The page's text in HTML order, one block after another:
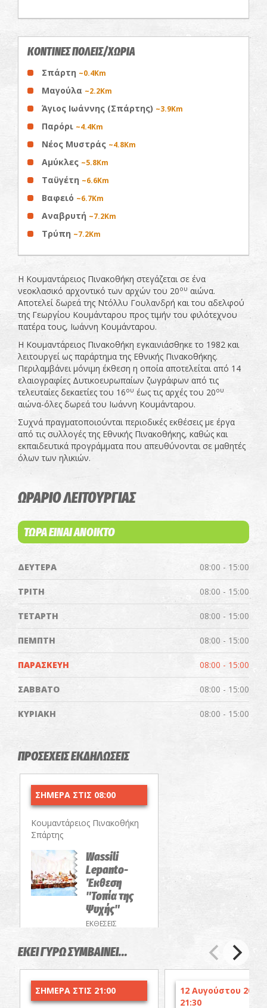
ΚΟΝΤΙΝΕΣ ΠΟΛΕΙΣ/ΧΩΡΙΑ
Σπάρτη ~0.4Km
Μαγούλα ~2.2Km
Άγιος Ιωάννης (Σπάρτης) ~3.9Km
Παρόρι ~4.4Km
Νέος Μυστράς ~4.8Km
Αμύκλες ~5.8Km
Ταϋγέτη ~6.6Km
Βαφειό ~6.7Km
Αναβρυτή ~7.2Km
Τρύπη ~7.2Km
Η Κουμαντάρειος Πινακοθήκη στεγάζεται σε ένα
νεοκλασικό αρχοντικό των αρχών του 20ου αιώνα.
Αποτελεί δωρεά της Ντόλλυ Γουλανδρή και του αδελφού
της Γεωργίου Κουμάνταρου προς τιμήν του φιλότεχνου
πατέρα τους, Ιωάννη Κουμάνταρου.
Η Κουμαντάρειος Πινακοθήκη εγκαινιάσθηκε το 1982 και
λειτουργεί ως παράρτημα της Εθνικής Πινακοθήκης.
Περιλαμβάνει μόνιμη έκθεση η οποία αποτελείται από 14
ελαιογραφίες Δυτικοευρωπαίων ζωγράφων από τις
τελευταίες δεκαετίες του 16ου έως τις αρχές του 20ου
αιώνα-όλες δωρεά του Ιωάννη Κουμάνταρου.
Συχνά πραγματοποιούνται περιοδικές εκθέσεις με έργα
από τις συλλογές της Εθνικής Πινακοθήκης, καθώς και
εκπαιδευτικά προγράμματα που απευθύνονται σε μαθητές
όλων των ηλικιών.
ΩΡΑΡΙΟ ΛΕΙΤΟΥΡΓΙΑΣ
ΤΩΡΑ ΕΙΝΑΙ ΑΝΟΙΚΤΟ
ΔΕΥΤΕΡΑ 08:00 - 15:00
ΤΡΙΤΗ 08:00 - 15:00
ΤΕΤΑΡΤΗ 08:00 - 15:00
ΠΕΜΠΤΗ 08:00 - 15:00
ΠΑΡΑΣΚΕΥΗ 08:00 - 15:00
ΣΑΒΒΑΤΟ 08:00 - 15:00
ΚΥΡΙΑΚΗ 08:00 - 15:00
ΠΡΟΣΕΧΕΙΣ ΕΚΔΗΛΩΣΕΙΣ
ΣΗΜΕΡΑ ΣΤΙΣ 08:00
Κουμαντάρειος Πινακοθήκη
Σπάρτης
Wassili
Lepanto-
Έκθεση
"Τοπία της
Ψυχής"
ΕΚΘΕΣΕΙΣ
ΕΚΕΙ ΓΥΡΩ ΣΥΜΒΑΙΝΕΙ...
ΣΗΜΕΡΑ ΣΤΙΣ 21:00
12 Αυγούστου 2026
21:30